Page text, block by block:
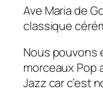
Ave Maria de
classique
Nous pouvons
morceaux Pop
Jazz car c’est